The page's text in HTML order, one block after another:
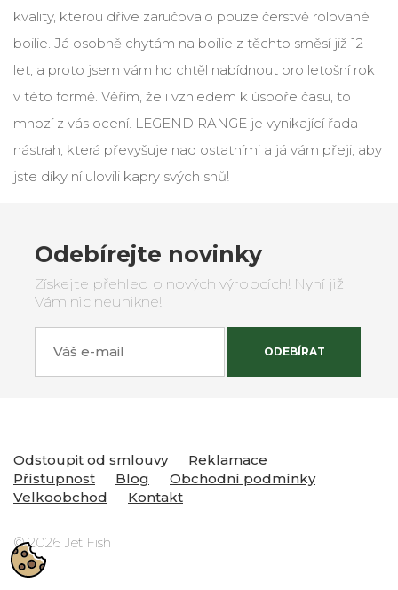
kvality, kterou dříve zaručovalo pouze čerstvě rolované
boilie. Já osobně chytám na boilie z těchto směsí již 12
let, a proto jsem vám ho chtěl nabídnout pro letošní rok
v této formě. Věřím, že i vzhledem k úspoře času, to
mnozí z vás ocení. LEGEND RANGE je vynikající řada
nástrah, která převyšuje nad ostatními a já vám přeji, aby
jste díky ní ulovili kapry svých snů!
Odebírejte novinky
Získejte přehled o nových výrobcích! Nyní již
Vám nic neunikne!
ODEBÍRAT
Odstoupit od smlouvy
Reklamace
Přístupnost
Blog
Obchodní podmínky
Velkoobchod
Kontakt
© 2026 Jet Fish